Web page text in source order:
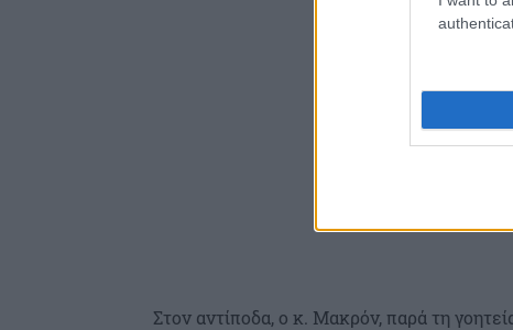
Στον αντίποδα, ο κ. Μακρόν, παρά τη